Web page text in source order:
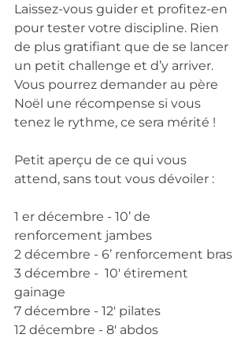
Laissez-vous guider et profitez-en
pour tester votre discipline. Rien
de plus gratifiant que de se lancer
un petit challenge et d’y arriver.
Vous pourrez demander au père
Noël une récompense si vous
tenez le rythme, ce sera mérité !
Petit aperçu de ce qui vous
attend, sans tout vous dévoiler :
1 er décembre - 10’ de
renforcement jambes
2 décembre - 6’ renforcement bras
3 décembre -  10' étirement
gainage
7 décembre - 12' pilates
12 décembre - 8' abdos